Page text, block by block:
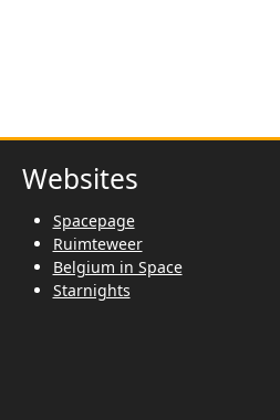
Websites
Spacepage
Ruimteweer
Belgium in Space
Starnights